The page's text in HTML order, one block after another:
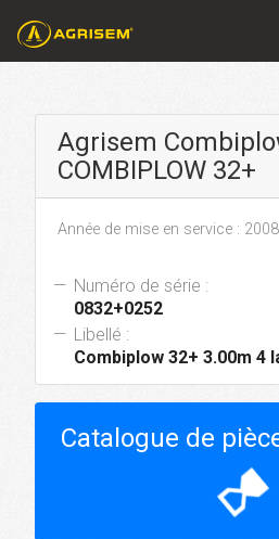
Agrisem
COMBIPLOW 32+
Année de mise en service :
Numéro de série :
0832+0252
Libellé :
Combiplow 32+ 3.00m 4
Catalogue de
hourglass_top